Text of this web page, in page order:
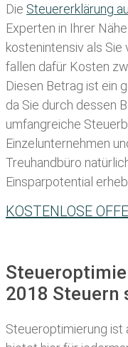
Die Steuererklärung
Experten in Ihrer
kostenintensiv als
fallen dafür Kosten
Diesen Betrag ist ein
da Sie durch dessen
umfangreiche
Einzelunternehmen
Treuhandbüro
Einsparpotential
KOSTENLOSE
2018 Steuern
Steueroptimierung ist